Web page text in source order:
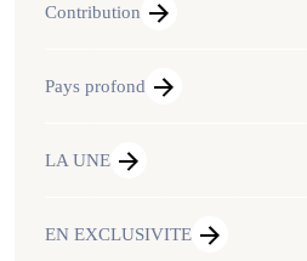
Contribution
Pays profond
LA UNE
EN EXCLUSIVITE